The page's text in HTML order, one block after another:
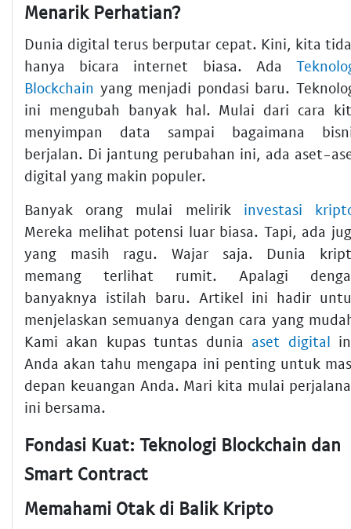
Menarik Perhatian?
Dunia digital terus berputar cepat. Kini, kita
hanya bicara internet biasa. Ada
Blockchain yang menjadi pondasi baru.
ini mengubah banyak hal. Mulai dari cara
menyimpan data sampai bagaimana
berjalan. Di jantung perubahan ini, ada aset-
digital yang makin populer.
Banyak orang mulai melirik investasi
Mereka melihat potensi luar biasa. Tapi, ada
yang masih ragu. Wajar saja. Dunia
memang terlihat rumit. Apalagi
banyaknya istilah baru. Artikel ini hadir
menjelaskan semuanya dengan cara yang
Kami akan kupas tuntas dunia aset digital
Anda akan tahu mengapa ini penting untuk
depan keuangan Anda. Mari kita mulai
ini bersama.
Fondasi Kuat: Teknologi Blockchain dan
Smart Contract
Memahami Otak di Balik Kripto